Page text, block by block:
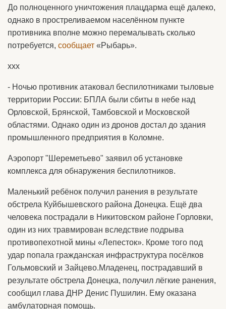
До полноценного уничтожения плацдарма ещё далеко,
однако в простреливаемом населённом пункте
противника вполне можно перемалывать сколько
потребуется, сообщает «Рыбарь».
ххх
- Ночью противник атаковал беспилотниками тыловые
территории России: БПЛА были сбиты в небе над
Орловской, Брянской, Тамбовской и Московской
областями. Однако один из дронов достал до здания
промышленного предприятия в Коломне.
Аэропорт "Шереметьево" заявил об установке
комплекса для обнаружения беспилотников.
Маленький ребёнок получил ранения в результате
обстрела Куйбышевского района Донецка. Ещё два
человека пострадали в Никитовском районе Горловки,
один из них травмирован вследствие подрыва
противопехотной мины «Лепесток». Кроме того под
удар попала гражданская инфраструктура посёлков
Гольмовский и Зайцево.Младенец, пострадавший в
результате обстрела Донецка, получил лёгкие ранения,
сообщил глава ДНР Денис Пушилин. Ему оказана
амбулаторная помощь.